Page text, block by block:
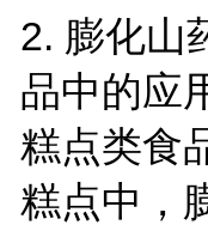
2. 膨化山
品中的应
糕点类食
糕点中，